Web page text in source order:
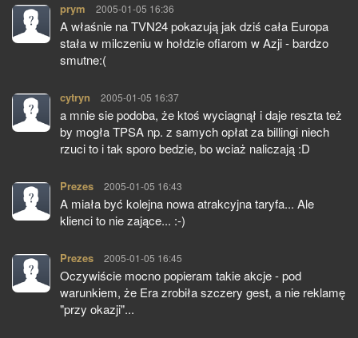
prym pisze:
2005-01-05 16:36
A właśnie na TVN24 pokazują jak dziś cała Europa
stała w milczeniu w hołdzie ofiarom w Azji - bardzo
smutne:(
cytryn pisze:
2005-01-05 16:37
a mnie sie podoba, że ktoś wyciagnął i daje reszta też
by mogła TPSA np. z samych opłat za billingi niech
rzuci to i tak sporo bedzie, bo wciaż naliczają :D
Prezes pisze:
2005-01-05 16:43
A miała być kolejna nowa atrakcyjna taryfa... Ale
klienci to nie zające... :-)
Prezes pisze:
2005-01-05 16:45
Oczywiście mocno popieram takie akcje - pod
warunkiem, że Era zrobiła szczery gest, a nie reklamę
"przy okazji"...